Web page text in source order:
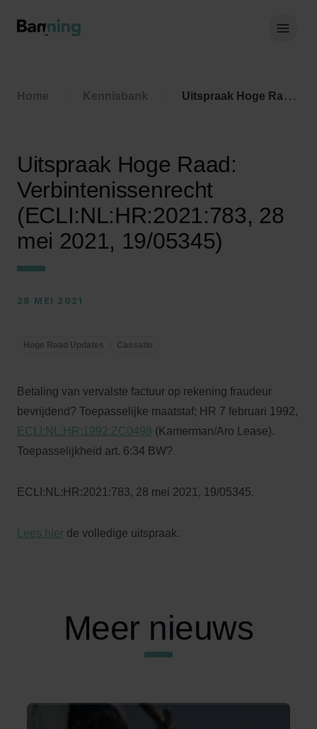
Home Kennisbank Uitspraak Hoge Raad: Verbintenissenrecht (ECLI:NL:HR:2021:783, 28 mei 2021, 19/05345)
Uitspraak Hoge Raad:
Verbintenissenrecht
(ECLI:NL:HR:2021:783, 28
mei 2021, 19/05345)
28 MEI 2021
Hoge Raad Updates Cassatie
Betaling van vervalste factuur op rekening fraudeur
bevrijdend? Toepasselijke maatstaf; HR 7 februari 1992,
ECLI:NL:HR:1992:ZC0498 (Kamerman/Aro Lease).
Toepasselijkheid art. 6:34 BW?
ECLI:NL:HR:2021:783, 28 mei 2021, 19/05345.
Lees hier de volledige uitspraak.
Meer nieuws